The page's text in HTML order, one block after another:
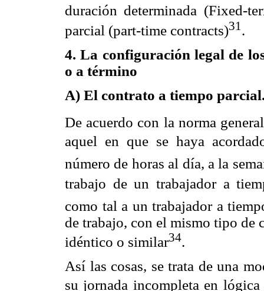
duración determinada (Fixed-
parcial (part-time contracts)31 .
4. La configuración legal de
o a término
A) El contrato a tiempo
De acuerdo con la norma
aquel en que se haya
número de horas al día, a la
trabajo de un trabajador a
como tal a un trabajador a
de trabajo, con el mismo tipo de
idéntico o similar34.
Así las cosas, se trata de una
su jornada incompleta en